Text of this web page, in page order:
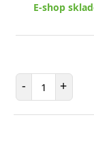
E-shop
- Počet
+